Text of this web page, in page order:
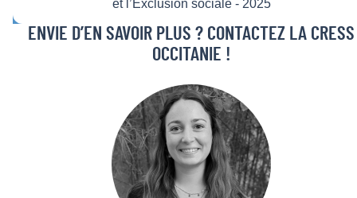
et l’Exclusion sociale - 2025
ENVIE D’EN SAVOIR PLUS ? CONTACTEZ LA CRESS
OCCITANIE !